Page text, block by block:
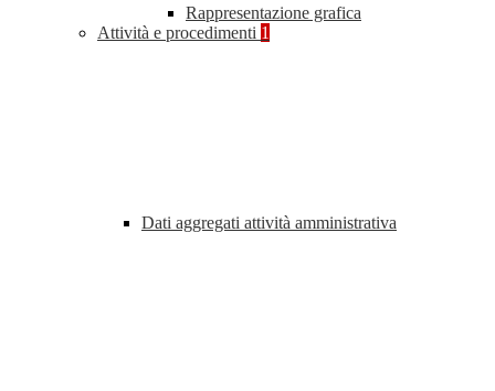
Rappresentazione grafica
Attività e procedimenti 1
Dati aggregati attività amministrativa